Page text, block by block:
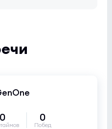
0 0
Побед